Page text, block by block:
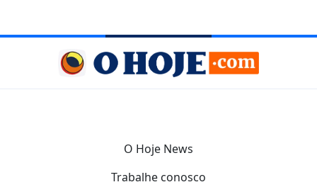
O Hoje News
Trabalhe conosco